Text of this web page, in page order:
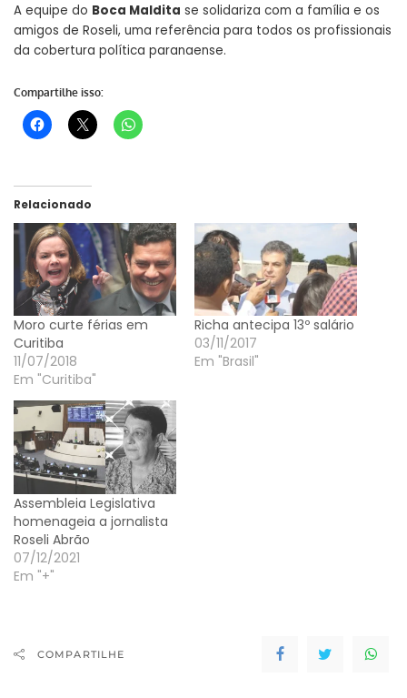
A equipe do Boca Maldita se solidariza com a família e os
amigos de Roseli, uma referência para todos os profissionais
da cobertura política paranaense.
Compartilhe isso:
Relacionado
Moro curte férias em
Curitiba
11/07/2018
Em "Curitiba"
Richa antecipa 13º salário
03/11/2017
Em "Brasil"
Assembleia Legislativa
homenageia a jornalista
Roseli Abrão
07/12/2021
Em "+"
COMPARTILHE